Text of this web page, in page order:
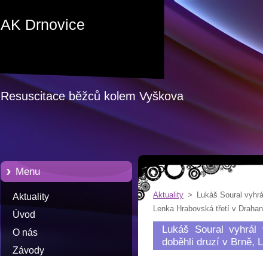
AK Drnovice
Resuscitace běžců kolem Vyškova
Menu
Aktuality
Úvod
O nás
Závody
Aktuality >
Lukáš Soural
Lenka Hrabovská třetí v
Lukáš Soural vyhrál
doběhli druzí v Brně,